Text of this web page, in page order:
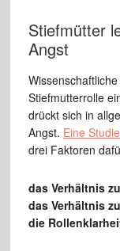
Stiefmütter
Angst
Stiefmutterrolle
drückt sich in
Angst. Eine
drei Faktoren
das Verhältnis
das Verhältnis
die